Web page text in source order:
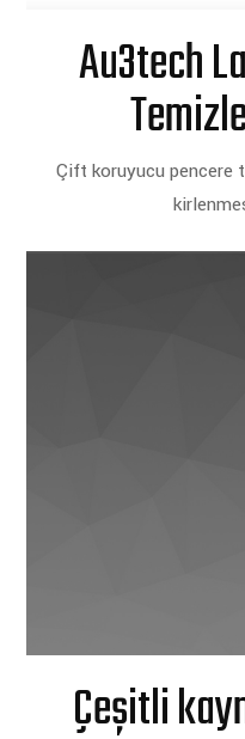
Au3tech
Çift koruyucu pencere
Çeşitli